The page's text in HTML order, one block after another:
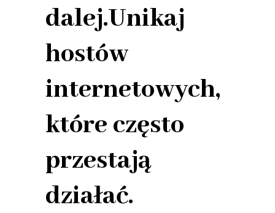
dalej.Unikaj
hostów
internetowych,
które często
przestają
działać.